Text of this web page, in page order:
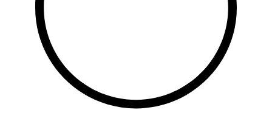
104,9 FM
Баулы
107,5 FM
Биләр